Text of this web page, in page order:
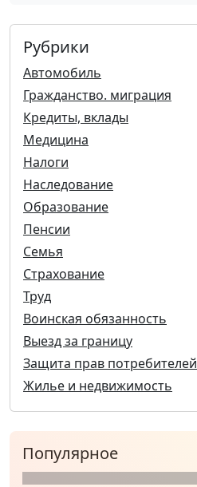
Рубрики
Автомобиль
Гражданство. миграция
Кредиты, вклады
Медицина
Налоги
Наследование
Образование
Пенсии
Семья
Страхование
Труд
Воинская обязанность
Выезд за границу
Защита прав потребителей
Жилье и недвижимость
Популярное